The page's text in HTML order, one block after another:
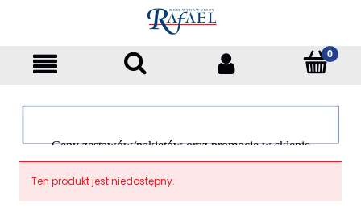
Ceny zestawów/pakietów oraz promocje w sklepie
dotyczą tylko klientów indywidualnych
Ten produkt jest niedostępny.